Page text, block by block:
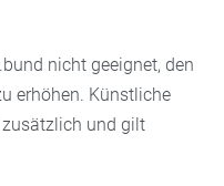
nicht geeignet, den
erhöhen. Künstliche
und gilt